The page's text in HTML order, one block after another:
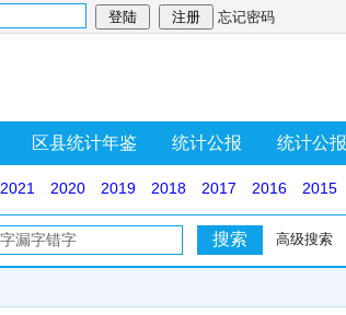
忘记密码
区县统计年鉴 统计公报 统计公报
2021 2020 2019 2018 2017 2016 2015
高级搜索